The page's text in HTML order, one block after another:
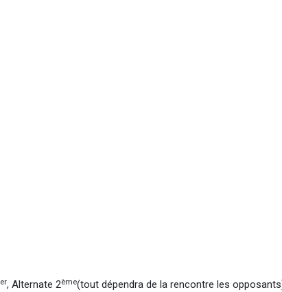
er, Alternate 2ème(tout dépendra de la rencontre les